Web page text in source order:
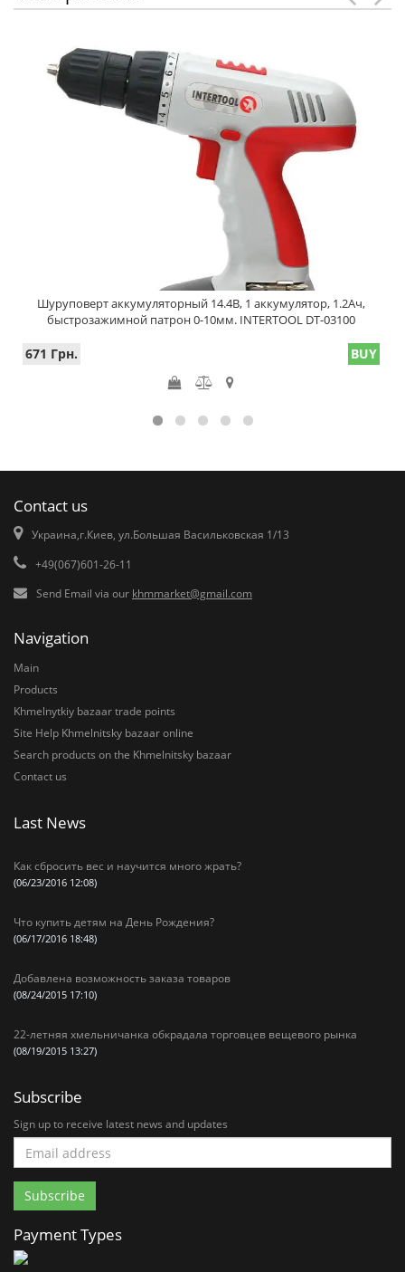
Шуруповерт аккумуляторный 14.4В, 1 аккумулятор, 1.2Ач,
быстрозажимной патрон 0-10мм. INTERTOOL DT-03100
671 Грн. BUY
Contact us
Украина,г.Киев, ул.Большая Васильковская 1/13
+49(067)601-26-11
Send Email via our khmmarket@gmail.com
Navigation
Main
Products
Khmelnytkiy bazaar trade points
Site Help Khmelnitsky bazaar online
Search products on the Khmelnitsky bazaar
Contact us
Last News
Как сбросить вес и научится много жрать?
(06/23/2016 12:08)
Что купить детям на День Рождения?
(06/17/2016 18:48)
Добавлена возможность заказа товаров
(08/24/2015 17:10)
22-летняя хмельничанка обкрадала торговцев вещевого рынка
(08/19/2015 13:27)
Subscribe
Sign up to receive latest news and updates
Payment Types